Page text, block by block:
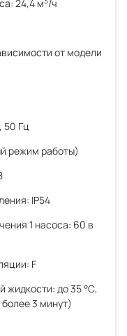
24,4 м /ч
от модели
50 Гц
режим работы)
IP54
1 насоса: 60 в
F
жидкости: до 35 °С,
3 минут)